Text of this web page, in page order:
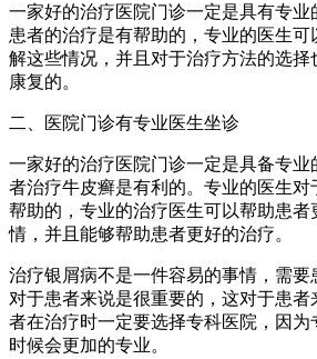
一家好的治疗医院门诊一定是具有专
患者的治疗是有帮助的，专业的医生可
解这些情况，并且对于治疗方法的选择
康复的。
二、医院门诊有专业医生坐诊
一家好的治疗医院门诊一定是具备专业
者治疗牛皮癣是有利的。专业的医生对
帮助的，专业的治疗医生可以帮助患者
情，并且能够帮助患者更好的治疗。
治疗银屑病不是一件容易的事情，需
对于患者来说是很重要的，这对于患者
者在治疗时一定要选择专科医院，因为
时候会更加的专业。